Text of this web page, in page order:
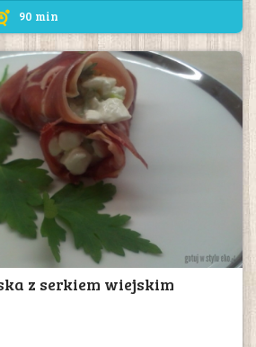
90 min
z serkiem wiejskim